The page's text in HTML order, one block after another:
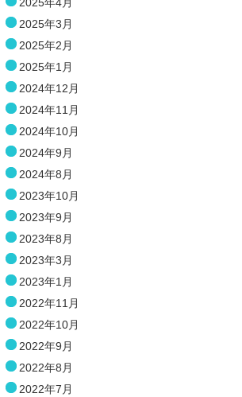
2025年3月
2025年2月
2025年1月
2024年12月
2024年11月
2024年10月
2024年9月
2024年8月
2023年10月
2023年9月
2023年8月
2023年3月
2023年1月
2022年11月
2022年10月
2022年9月
2022年8月
2022年7月